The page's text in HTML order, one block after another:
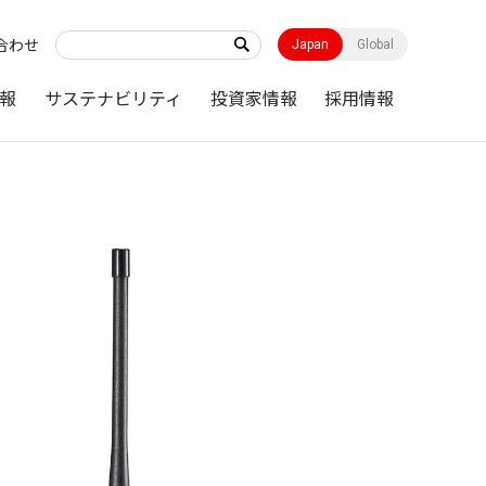
わせ Japan Global
サステナビリティ 投資家情報 採用情報